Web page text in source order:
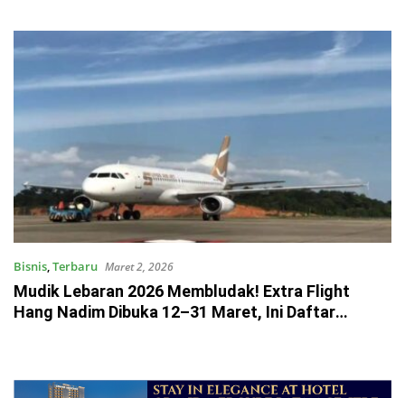
Bisnis,Terbaru Maret 2, 2026
Mudik Lebaran 2026 Membludak! Extra Flight
Hang Nadim Dibuka 12–31 Maret, Ini Daftar